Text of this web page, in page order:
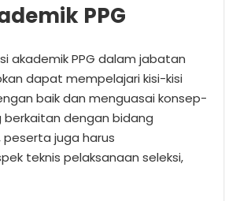
PPG
akademik PPG dalam jabatan
dapat mempelajari kisi-kisi
baik dan menguasai konsep-
berkaitan dengan bidang
peserta juga harus
teknis pelaksanaan seleksi,